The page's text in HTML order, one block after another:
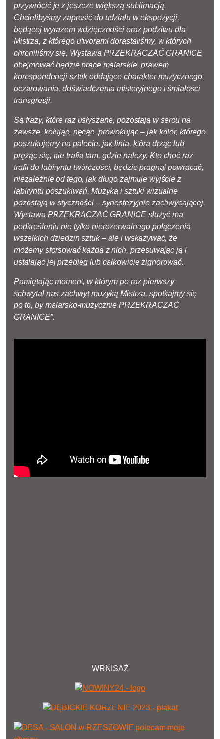
przywrócić je z jeszcze większą sublimacją.
Chcielibyśmy zaprosić do udziału w ekspozycji,
będącej wyrazem wdzięczności oraz podziwu dla
Mistrza, z którego utworami dorastaliśmy, w których
chroniliśmy się. Wystawa PRZEKRACZAĆ GRANICE
obejmować będzie prace malarskie, prawem
korespondencji sztuk oddające charakter muzycznego
oczarowania, doświadczenia misteryjnego i śmiałości
transgresji.
Są frazy, które raz usłyszane, pozostają w sercu na
zawsze, kołując, nęcąc, prowokując – jak kolor, którego
poszukujemy na palecie, jak linia, która drżąc lub
prężąc się, nie trafia tam, gdzie należy. Kto choć raz
trafił do labiryntu twórczości, będzie pragnął powracać,
niezależnie od tego, jak długo zajmuje wyjście z
labiryntu poszukiwań. Muzyka i sztuki wizualne
pozostają w styczności – synestezyjnie zachwycającej.
Wystawa PRZEKRACZAĆ GRANICE służyć ma
podkreśleniu nie tylko nierozerwalnego połączenia
wszelkich dziedzin sztuk – ale i wskazywać, że
możemy sforsować każdą z nich, przesuwając ją i
ustalając jej przebieg lub całkowicie zignorować.
Pamiętając moment, w którym po raz pierwszy
schwytał nas zachwyt muzyką Mistrza, spotkajmy się
po to, by malarsko-muzycznie PRZEKRACZAĆ
GRANICE”.
WRNISAŻ